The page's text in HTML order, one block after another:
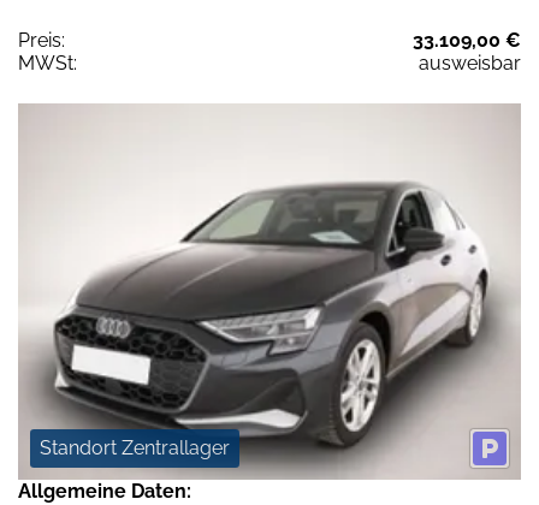
Preis:
33.109,00 €
MWSt:
ausweisbar
Standort Zentrallager
Allgemeine Daten: